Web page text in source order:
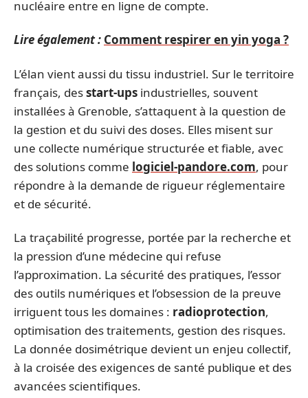
nucléaire entre en ligne de compte.
Lire également : Comment respirer en yin yoga ?
L’élan vient aussi du tissu industriel. Sur le territoire
français, desstart-ups industrielles, souvent
installées à Grenoble, s’attaquent à la question de
la gestion et du suivi des doses. Elles misent sur
une collecte numérique structurée et fiable, avec
des solutions comme logiciel-pandore.com, pour
répondre à la demande de rigueur réglementaire
et de sécurité.
La traçabilité progresse, portée par la recherche et
la pression d’une médecine qui refuse
l’approximation. La sécurité des pratiques, l’essor
des outils numériques et l’obsession de la preuve
irriguent tous les domaines : radioprotection,
optimisation des traitements, gestion des risques.
La donnée dosimétrique devient un enjeu collectif,
à la croisée des exigences de santé publique et des
avancées scientifiques.